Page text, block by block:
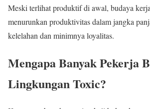
Meski terlihat produktif di awal, budaya
menurunkan produktivitas dalam jangka
kelelahan dan minimnya loyalitas.
Mengapa Banyak Pekerja
Lingkungan Toxic?